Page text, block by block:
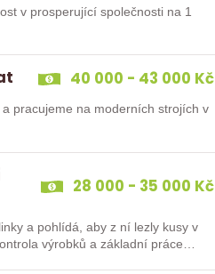
v prosperující společnosti na 1
40 000 - 43 000 Kč
pracujeme na moderních strojích v
28 000 - 35 000 Kč
a pohlídá, aby z ní lezly kusy v
výrobků a základní práce…